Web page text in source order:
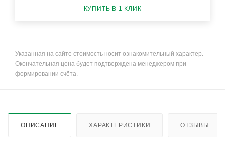
КУПИТЬ В 1 КЛИК
Указанная на сайте стоимость носит ознакомительный характер.
Окончательная цена будет подтверждена менеджером при
формировании счёта.
ОПИСАНИЕ ХАРАКТЕРИСТИКИ ОТЗЫВЫ